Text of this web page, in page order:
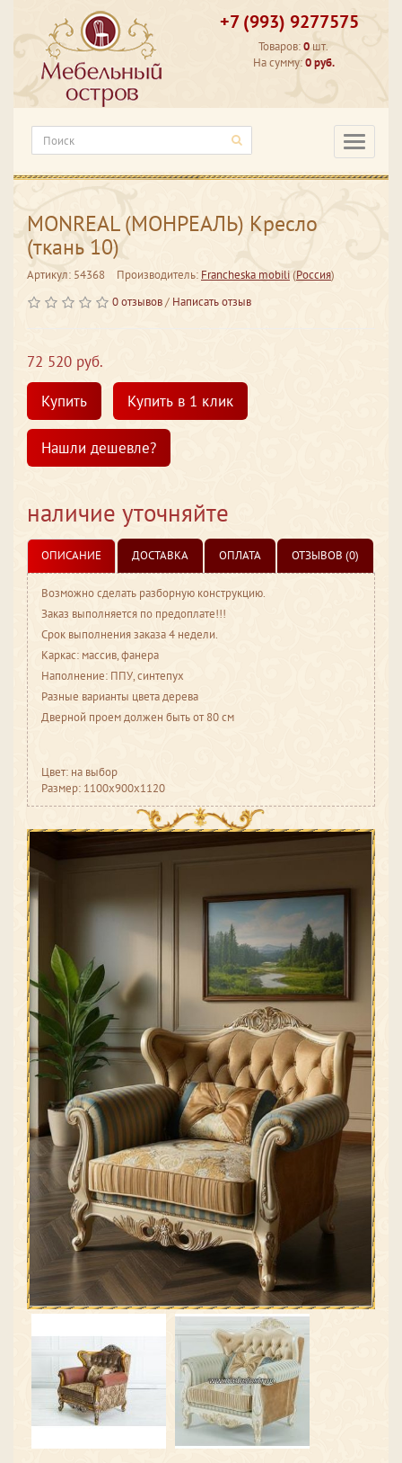
+7 (993) 9277575
Товаров:0 шт.
На сумму:0 руб.
MONREAL (МОНРЕАЛЬ) Кресло
(ткань 10)
Артикул: 54368 Производитель: Francheska mobili(Россия)
0 отзывов/ Написать отзыв
72 520 руб.
Купить
Купить в 1 клик
Нашли дешевле?
наличие уточняйте
ОПИСАНИЕ ДОСТАВКА ОПЛАТА ОТЗЫВОВ (0)
Возможно сделать разборную конструкцию.
Заказ выполняется по предоплате!!!
Срок выполнения заказа 4 недели.
Каркас: массив, фанера
Наполнение: ППУ, синтепух
Разные варианты цвета дерева
Дверной проем должен быть от 80 см
Цвет: на выбор
Размер: 1100x900x1120